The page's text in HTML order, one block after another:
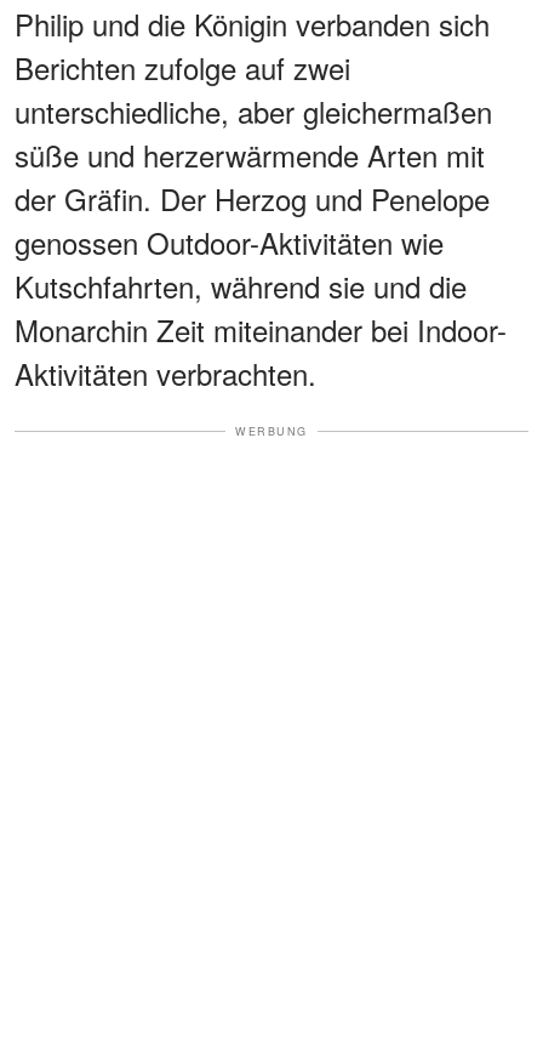
Philip und die Königin verbanden sich
Berichten zufolge auf zwei
unterschiedliche, aber gleichermaßen
süße und herzerwärmende Arten mit
der Gräfin. Der Herzog und Penelope
genossen Outdoor-Aktivitäten wie
Kutschfahrten, während sie und die
Monarchin Zeit miteinander bei Indoor-
Aktivitäten verbrachten.
WERBUNG